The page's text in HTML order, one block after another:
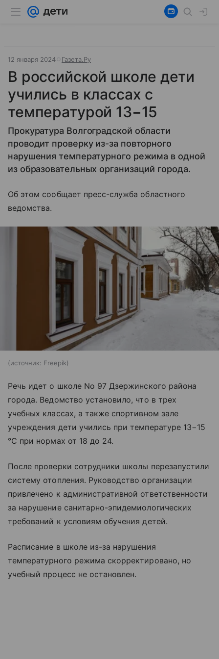
12 января 2024 Газета.Ру
В российской школе дети
учились в классах с
температурой 13−15
Прокуратура Волгоградской области
проводит проверку из-за повторного
нарушения температурного режима в одной
из образовательных организаций города.
Об этом сообщает пресс-служба областного
ведомства.
источник: Freepik
Речь идет о школе No 97 Дзержинского района
города. Ведомство установило, что в трех
учебных классах, а также спортивном зале
учреждения дети учились при температуре 13−15
°C при нормах от 18 до 24.
После проверки сотрудники школы перезапустили
систему отопления. Руководство организации
привлечено к административной ответственности
за нарушение санитарно-эпидемиологических
требований к условиям обучения детей.
Расписание в школе из-за нарушения
температурного режима скорректировано, но
учебный процесс не остановлен.